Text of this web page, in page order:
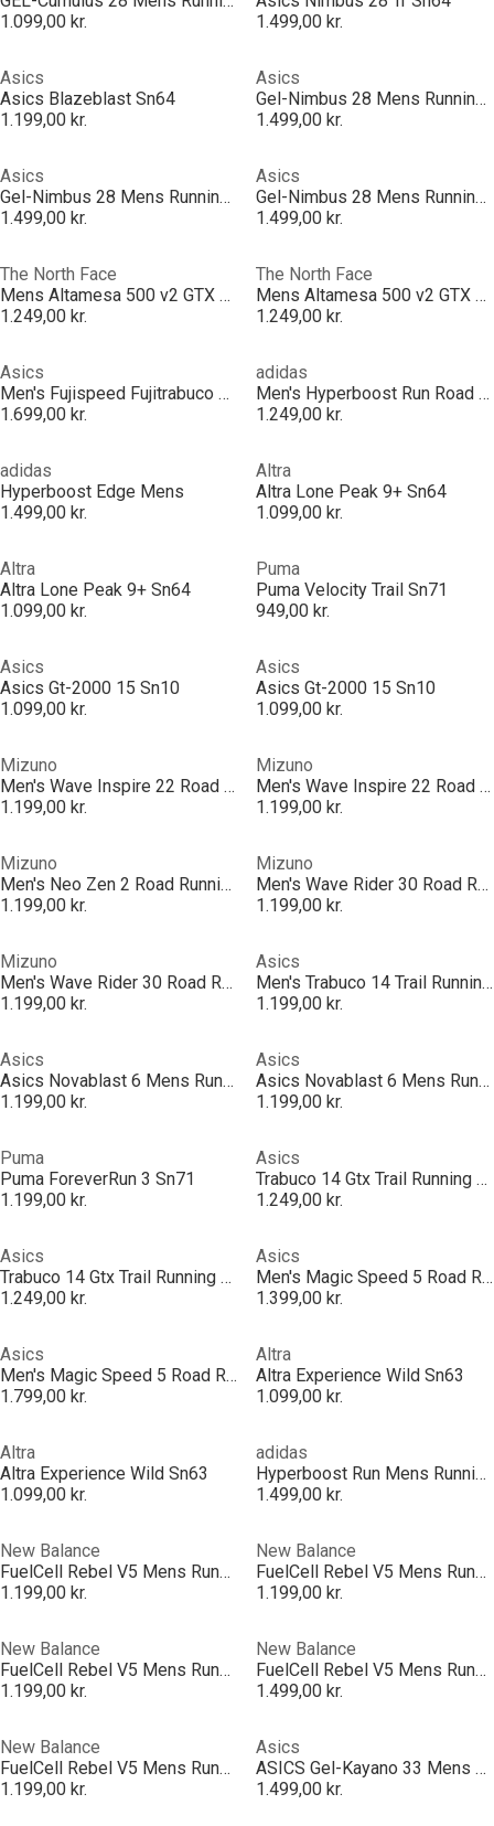
1.099,00 kr.
1.499,00 kr.
Asics
Asics Blazeblast Sn64
1.199,00 kr.
Asics
Gel-Nimbus 28 Mens Running Shoes
1.499,00 kr.
Asics
Gel-Nimbus 28 Mens Running Shoes
1.499,00 kr.
Asics
Gel-Nimbus 28 Mens Running Shoes
1.499,00 kr.
The North Face
Mens Altamesa 500 v2 GTX Trail Running Shoes
1.249,00 kr.
The North Face
Mens Altamesa 500 v2 GTX Trail Running Shoes
1.249,00 kr.
Asics
Men's Fujispeed Fujitrabuco Off-Road Trail Running Shoes
1.699,00 kr.
adidas
Men's Hyperboost Run Road Running Shoes
1.249,00 kr.
adidas
Hyperboost Edge Mens
1.499,00 kr.
Altra
Altra Lone Peak 9+ Sn64
1.099,00 kr.
Altra
Altra Lone Peak 9+ Sn64
1.099,00 kr.
Puma
Puma Velocity Trail Sn71
949,00 kr.
Asics
Asics Gt-2000 15 Sn10
1.099,00 kr.
Asics
Asics Gt-2000 15 Sn10
1.099,00 kr.
Mizuno
Men's Wave Inspire 22 Road Running Shoes
1.199,00 kr.
Mizuno
Men's Wave Inspire 22 Road Running Shoes
1.199,00 kr.
Mizuno
Men's Neo Zen 2 Road Running Shoes
1.199,00 kr.
Mizuno
Men's Wave Rider 30 Road Running Shoes
1.199,00 kr.
Mizuno
Men's Wave Rider 30 Road Running Shoes
1.199,00 kr.
Asics
Men's Trabuco 14 Trail Running Shoes
1.199,00 kr.
Asics
Asics Novablast 6 Mens Running Shoes
1.199,00 kr.
Asics
Asics Novablast 6 Mens Running Shoes
1.199,00 kr.
Puma
Puma ForeverRun 3 Sn71
1.199,00 kr.
Asics
Trabuco 14 Gtx Trail Running Shoes Mens
1.249,00 kr.
Asics
Trabuco 14 Gtx Trail Running Shoes Mens
1.249,00 kr.
Asics
Men's Magic Speed 5 Road Running Shoes
1.399,00 kr.
Asics
Men's Magic Speed 5 Road Running Shoes
1.799,00 kr.
Altra
Altra Experience Wild Sn63
1.099,00 kr.
Altra
Altra Experience Wild Sn63
1.099,00 kr.
adidas
Hyperboost Run Mens Running Shoes
1.499,00 kr.
New Balance
FuelCell Rebel V5 Mens Running Shoes
1.199,00 kr.
New Balance
FuelCell Rebel V5 Mens Running Shoes
1.199,00 kr.
New Balance
FuelCell Rebel V5 Mens Running Shoes
1.199,00 kr.
New Balance
FuelCell Rebel V5 Mens Running Shoes
1.499,00 kr.
New Balance
FuelCell Rebel V5 Mens Running Shoes
1.199,00 kr.
Asics
ASICS Gel-Kayano 33 Mens Running Shoes
1.499,00 kr.